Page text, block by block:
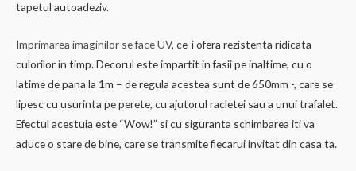
tapetul autoadeziv.
Imprimarea imaginilor se face UV, ce-i ofera rezistenta ridicata
culorilor in timp. Decorul este impartit in fasii pe inaltime, cu o
latime de pana la 1m – de regula acestea sunt de 650mm -, care se
lipesc cu usurinta pe perete, cu ajutorul racletei sau a unui trafalet.
Efectul acestuia este “Wow!” si cu siguranta schimbarea iti va
aduce o stare de bine, care se transmite fiecarui invitat din casa ta.